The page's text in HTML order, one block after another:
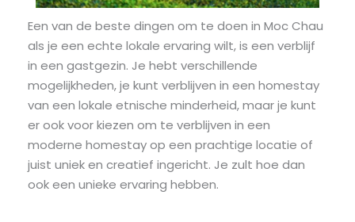
Een van de beste dingen om te doen in Moc Chau
als je een echte lokale ervaring wilt, is een verblijf
in een gastgezin. Je hebt verschillende
mogelijkheden, je kunt verblijven in een homestay
van een lokale etnische minderheid, maar je kunt
er ook voor kiezen om te verblijven in een
moderne homestay op een prachtige locatie of
juist uniek en creatief ingericht. Je zult hoe dan
ook een unieke ervaring hebben.